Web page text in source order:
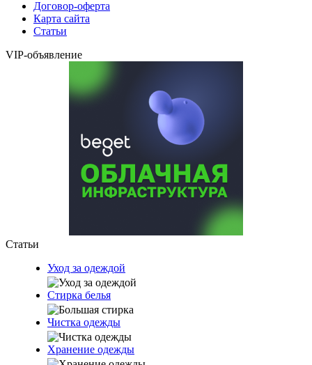
Договор-оферта
Карта сайта
Статьи
VIP-объявление
Статьи
Уход за одеждой
Стирка белья
Чистка одежды
Хранение одежды